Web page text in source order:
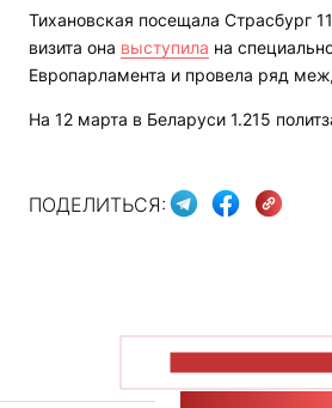
Тихановская посещала Страсбург
визита она выступила на
Европарламента и провела ряд
На 12 марта в Беларуси 1.215
ПОДЕЛИТЬСЯ: